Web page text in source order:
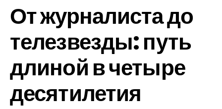
От журналиста до
телезвезды: путь
длиной в четыре
десятилетия